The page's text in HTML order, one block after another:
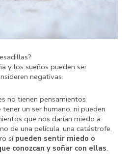
y los sueños pueden ser
negativas.
no tienen pensamientos
un ser humano, ni pueden
que nos darían miedo a
de una película, una catástrofe,
sí pueden sentir miedo o
conozcan y soñar con ellas.